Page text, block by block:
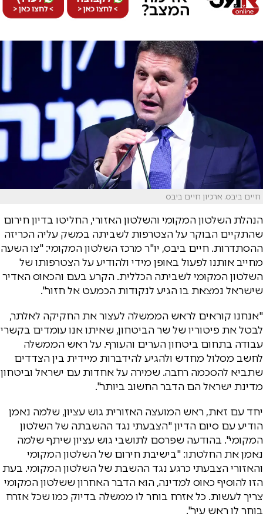
חיים ביבס. ארכיון חיים ביבס
הנהלת השלטון המקומי והשלטון האזורי, החליטו בדיון חירום
שהתקיים הבוקר על הצטרפות לשביתה במשק עליה הכריזה
ההסתדרות. חיים ביבס, יו"ר מרכז השלטון המקומי: "צו השעה
מחייב אותנו לפעול באופן מידי ולהודיע על הצטרפותו של
השלטון המקומי לשביתה הכללית. הקרע בעם והכאוס האדיר
שישראל נמצאת בו הגיע לנקודות הכמעט אל חזור".
"אנחנו קוראים לראש הממשלה לעצור את החקיקה לאלתר,
לבטל את פיטוריו של שר הביטחון, שאיתו אנו עומדים בקשרי
עבודה בתחום ביטחון הערים והעורף. על ראש הממשלה
לחשב מסלול מחדש ולהגיע להידברות מיידית בין הצדדים
שתביא להסכמה רחבה. שמירה על אחדות עם ישראל וביטחון
מדינת ישראל הם הדבר החשוב ביותר".
יחד עם זאת, ראש המועצה האזורית גוש עציון, שלמה נאמן
הודיע עם סיום הדיון "הצבעתי נגד ההשבתה של השלטון
המקומי". בהודעה שפרסם לתושבי גוש עציון שיתף שלמה
נאמן את החלטתו: "בישיבת חירום של השלטון המקומי
והאזורי הצבעתי כרגע נגד ההשבת של השלטון המקומי. בעת
הזו להוסיף כאוס למדינה, הוא הדבר האחרון ששלטון המקומי
צריך לעשות. כל אזרח בוחר לו ממשלה בדיוק כמו שכל אזרח
בוחר לו ראש עיר".